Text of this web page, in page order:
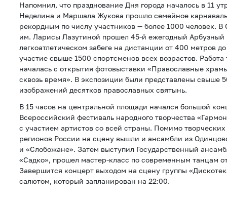
Напомнил, что празднование Дня города началось в 11
Неделина и Маршала Жукова прошло семейное
рекордным по числу участников — более 1000 человек. В
им. Ларисы Лазутиной прошел 45-й ежегодный Арбузный
легкоатлетическом забеге на дистанции от 400 метров
участие свыше 1500 спортсменов всех возрастов.
началась с открытия фотовыставки «Православные
сквозь время». В экспозиции были представлены свыше
изображений десятков православных святынь.
В 15 часов на центральной площади начался большой
Всероссийский фестиваль народного творчества
с участием артистов со всей страны. Помимо
регионов России на сцену вышли и ансамбли из
и «Слобожане». Затем выступил Государственный
«Садко», прошел мастер-класс по современным танцам
Завершится концерт выходом на сцену группы
салютом, который запланирован на 22:00.